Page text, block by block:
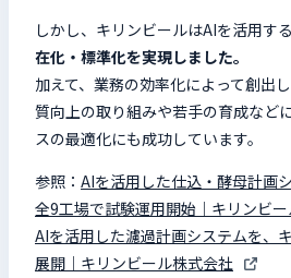
しかし、キリンビールはAIを活用す
在化・標準化を実現しました。
加えて、業務の効率化によって創出
質向上の取り組みや若手の育成など
スの最適化にも成功しています。
参照： AIを活用した仕込・酵母計画
全9工場で試験運用開始｜キリンビ
AIを活用した濾過計画システムを、
展開｜キリンビール株式会社